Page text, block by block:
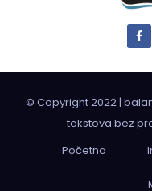
© Copyright 2022 |
tekstova bez
Početna